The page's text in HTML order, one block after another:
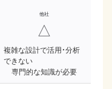
△
複雑な設計で活用・分析
できない
専門的な知識が必要